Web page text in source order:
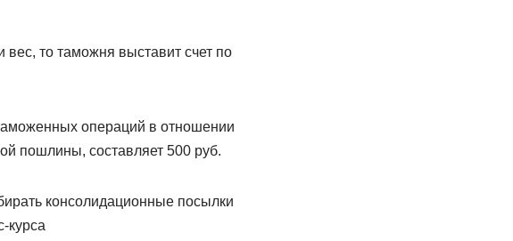
то таможня выставит счет по
операций в отношении
пошлины, составляет 500 руб.
консолидационные посылки
курса